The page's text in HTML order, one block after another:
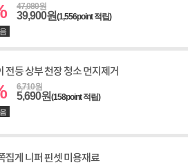
47,080원
39,900원(1,556point 적립)
전등 상부 천장 청소 먼지제거
6,710원
5,690원(158point 적립)
집게 니퍼 핀셋 미용재료